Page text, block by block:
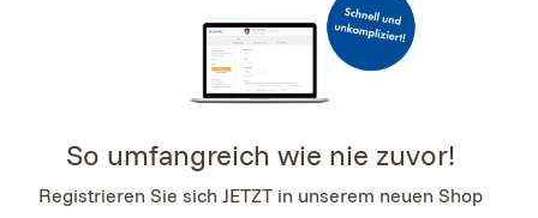
So umfangreich wie nie zuvor!
Registrieren Sie sich JETZT in unserem neuen Shop